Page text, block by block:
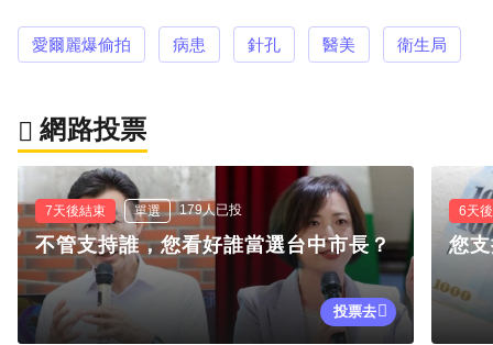
愛爾麗爆偷拍 病患 針孔 醫美 衛生局
網路投票
7天後結束 單選 179人已投
不管支持誰，您看好誰當選台中市長？
投票去
6天
您